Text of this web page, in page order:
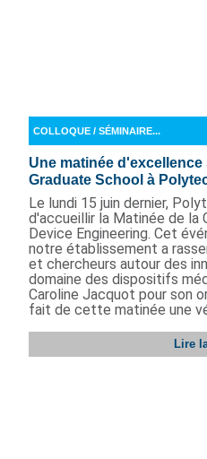
COLLOQUE / SÉMINAIRE...
Une matinée
Graduate School à
Le lundi 15 juin dernier,
d'accueillir la Matinée de la
Device Engineering. Cet
notre établissement a
et chercheurs autour des
domaine des dispositifs
Caroline Jacquot pour son
fait de cette matinée une
Lire